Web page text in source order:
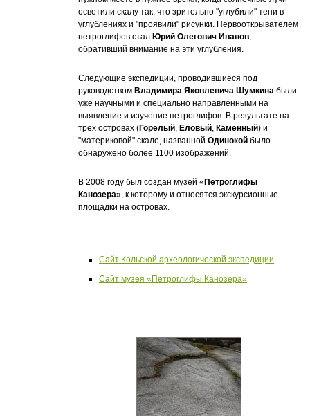
осветили скалу так, что зрительно "углубили" тени в
углублениях и "проявили" рисунки. Первооткрывателем
петроглифов сталЮрий Олегович Иванов
обративший внимание на эти углубления.
Следующие экспедиции, проводившиеся под
руководствомВладимира Яковлевича Шумкина были
уже научными и специально направленными на
выявление и изучение петроглифов. В результате на
трех островах (Горелый ,Еловый ,Каменный) и
"материковой" скале, названнойОдинокой было
обнаружено более 1100 изображений.
В 2008 году был создан музей «Петроглифы
Канозера», к которому и относятся экскурсионные
площадки на островах.
Сайт Кольской археологической экспедиции
Сайт музея «Петроглифы Канозера»